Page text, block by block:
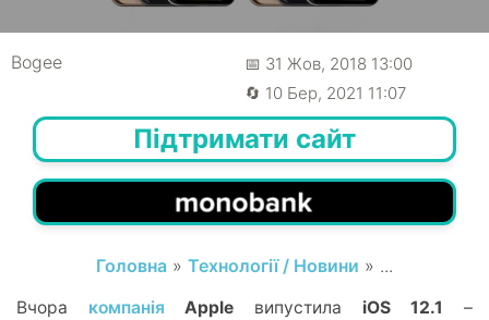
Bogee
📅 31 Жов, 2018 13:00
🔄 10 Бер, 2021 11:07
Підтримати сайт
Головна » Технології / Новини » ...
Вчора компанія Apple випустила iOS 12.1
–